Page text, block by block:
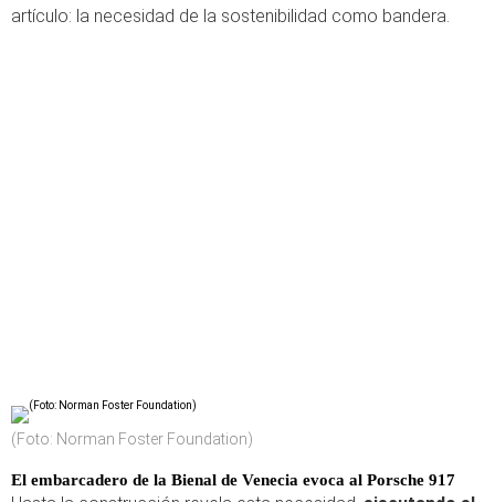
artículo: la necesidad de la sostenibilidad como bandera.
(Foto: Norman Foster Foundation)
El embarcadero de la Bienal de Venecia evoca al Porsche 917